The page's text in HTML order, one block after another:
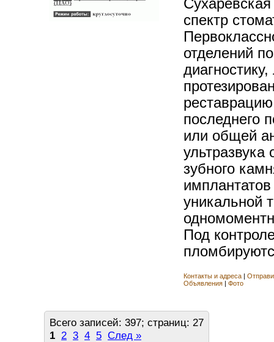
спектр
отделений
последнего
или общей
ультразвука
зубного
уникальной
Под
Контакты и адреса
Объявления
Фото
Всего записей: 397; страниц: 27
1 2 3 4 5 След »